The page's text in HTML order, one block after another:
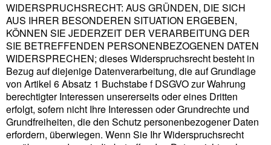
WIDERSPRUCHSRECHT: AUS GRÜNDEN, DIE SICH
AUS IHRER BESONDEREN SITUATION ERGEBEN,
KÖNNEN SIE JEDERZEIT DER VERARBEITUNG DER
SIE BETREFFENDEN PERSONENBEZOGENEN DATEN
WIDERSPRECHEN; dieses Widerspruchsrecht besteht in
Bezug auf diejenige Datenverarbeitung, die auf Grundlage
von Artikel 6 Absatz 1 Buchstabe f DSGVO zur Wahrung
berechtigter Interessen unsererseits oder eines Dritten
erfolgt, sofern nicht Ihre Interessen oder Grundrechte und
Grundfreiheiten, die den Schutz personenbezogener Daten
erfordern, überwiegen. Wenn Sie Ihr Widerspruchsrecht